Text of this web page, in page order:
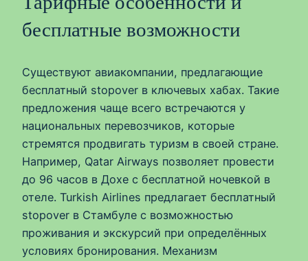
бесплатные возможности
Существуют авиакомпании, предлагающие
бесплатный stopover в ключевых хабах. Такие
предложения чаще всего встречаются у
национальных перевозчиков, которые
стремятся продвигать туризм в своей стране.
Например, Qatar Airways позволяет провести
до 96 часов в Дохе с бесплатной ночевкой в
отеле. Turkish Airlines предлагает бесплатный
stopover в Стамбуле с возможностью
проживания и экскурсий при определённых
условиях бронирования. Механизм